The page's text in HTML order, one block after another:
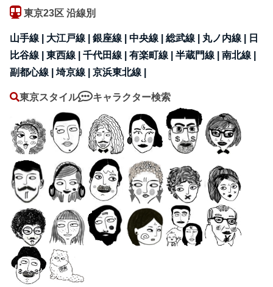
東京23区 沿線別
山手線 | 大江戸線 |銀座線 |中央線 |総武線 | 丸ノ内線 |
日
比谷線 |東西線 |千代田線 |有楽町線 |半蔵門線 |南北線 |
副都心線 |埼京線 |京浜東北線 |
東京スタイル キャラクター検索